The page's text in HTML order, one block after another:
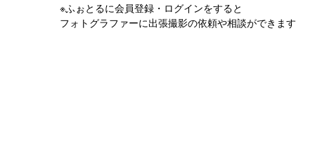
※ふぉとるに会員登録・ログインをすると
フォトグラファーに出張撮影の依頼や相談ができます